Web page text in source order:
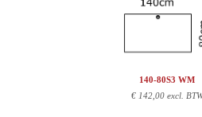
140-80S3 WM
€ 142,00 excl.